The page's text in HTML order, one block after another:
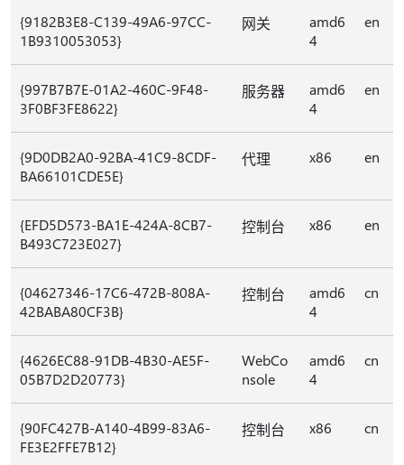
{9182B3E8-C139-49A6-97CC-
1B9310053053}
网关
amd6
4
en
{997B7B7E-01A2-460C-9F48-
3F0BF3FE8622}
服务器
amd6
4
en
{9D0DB2A0-92BA-41C9-8CDF-
BA66101CDE5E}
代理 x86 en
{EFD5D573-BA1E-424A-8CB7-
B493C723E027}
控制台 x86 en
{04627346-17C6-472B-808A-
42BABA80CF3B}
控制台
amd6
4
cn
{4626EC88-91DB-4B30-AE5F-
05B7D2D20773}
WebCo
nsole
amd6
4
cn
{90FC427B-A140-4B99-83A6-
FE3E2FFE7B12}
控制台 x86 cn